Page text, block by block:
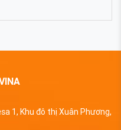
1, Khu đô thị Xuân Phương,